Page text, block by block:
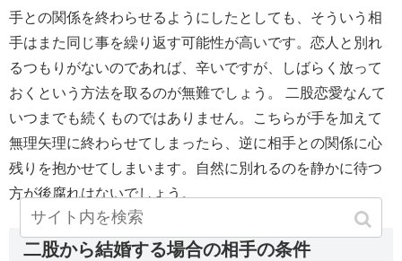
手との関係を終わらせるようにしたとしても、そういう相
手はまた同じ事を繰り返す可能性が高いです。恋人と別れ
るつもりがないのであれば、辛いですが、しばらく放って
おくという方法を取るのが無難でしょう。 二股恋愛なんて
いつまでも続くものではありません。こちらが手を加えて
無理矢理に終わらせてしまったら、逆に相手との関係に心
残りを抱かせてしまいます。自然に別れるのを静かに待つ
方が後腐れはないでしょう。
二股から結婚する場合の相手の条件